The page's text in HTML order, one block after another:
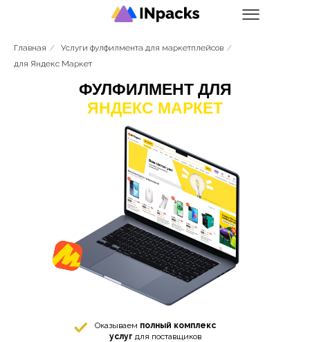
Главная / Услуги фулфилмента для маркетплейсов /
для Яндекс Маркет
ФУЛФИЛМЕНТ ДЛЯ
ЯНДЕКС МАРКЕТ
Оказываем полный комплекс
услуг для поставщиков